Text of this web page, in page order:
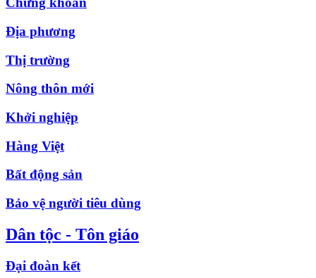
Địa phương
Thị trường
Nông thôn mới
Khởi nghiệp
Hàng Việt
Bất động sản
Bảo vệ người tiêu dùng
Dân tộc - Tôn giáo
Đại đoàn kết